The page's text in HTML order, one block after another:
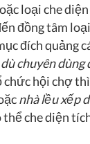
loại che
đồng tâm
đích quảng
dù chuyên dùng
hội chợ
nhà lều xếp
thể che diện